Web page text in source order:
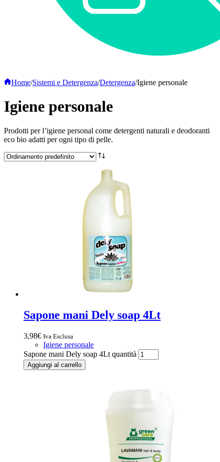
Home/Sistemi e Detergenza/Detergenza/Igiene personale
Igiene personale
Prodotti per l’igiene personal come detergenti naturali e deodoranti
eco bio adatti per ogni tipo di pelle.
Sapone mani Dely soap 4Lt
3,98€ Iva Esclusa
Igiene personale
Sapone mani Dely soap 4Lt quantità
Aggiungi al carrello